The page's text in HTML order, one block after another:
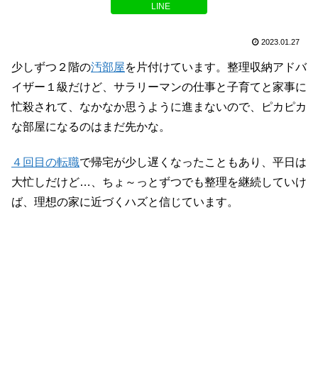
LINE
2023.01.27
少しずつ２階の汚部屋を片付けています。整理収納アドバ
イザー１級だけど、サラリーマンの仕事と子育てと家事に
忙殺されて、なかなか思うように進まないので、ピカピカ
な部屋になるのはまだ先かな。
４回目の転職で帰宅が少し遅くなったこともあり、平日は
大忙しだけど…、ちょ～っとずつでも整理を継続していけ
ば、理想の家に近づくハズと信じています。